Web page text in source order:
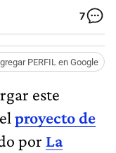
7
PERFIL en Google
este
proyecto de
por La